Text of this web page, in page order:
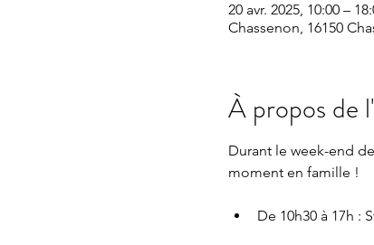
20 avr. 2025, 10:00 –
Chassenon, 16150
À propos de
Durant le week-end
moment en famille !
De 10h30 à 17h :